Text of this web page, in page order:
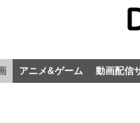
アニメ&ゲーム 動画配信